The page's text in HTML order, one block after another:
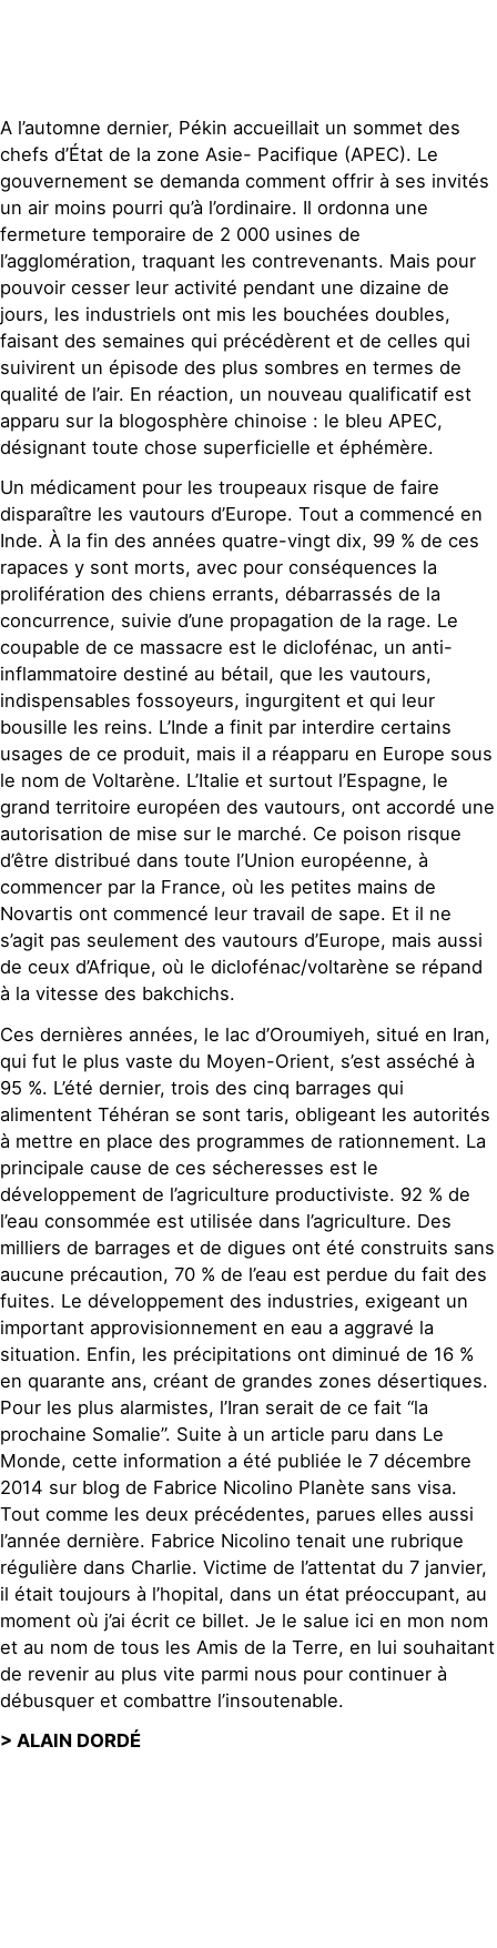
A l’automne dernier, Pékin accueillait un sommet des
chefs d’État de la zone Asie- Pacifique (APEC). Le
gouvernement se demanda comment offrir à ses invités
un air moins pourri qu’à l’ordinaire. Il ordonna une
fermeture temporaire de 2 000 usines de
l’agglomération, traquant les contrevenants. Mais pour
pouvoir cesser leur activité pendant une dizaine de
jours, les industriels ont mis les bouchées doubles,
faisant des semaines qui précédèrent et de celles qui
suivirent un épisode des plus sombres en termes de
qualité de l’air. En réaction, un nouveau qualificatif est
apparu sur la blogosphère chinoise : le bleu APEC,
désignant toute chose superficielle et éphémère.
Un médicament pour les troupeaux risque de faire
disparaître les vautours d’Europe. Tout a commencé en
Inde. À la fin des années quatre-vingt dix, 99 % de ces
rapaces y sont morts, avec pour conséquences la
prolifération des chiens errants, débarrassés de la
concurrence, suivie d’une propagation de la rage. Le
coupable de ce massacre est le diclofénac, un anti-
inflammatoire destiné au bétail, que les vautours,
indispensables fossoyeurs, ingurgitent et qui leur
bousille les reins. L’Inde a finit par interdire certains
usages de ce produit, mais il a réapparu en Europe sous
le nom de Voltarène. L’Italie et surtout l’Espagne, le
grand territoire européen des vautours, ont accordé une
autorisation de mise sur le marché. Ce poison risque
d’être distribué dans toute l’Union européenne, à
commencer par la France, où les petites mains de
Novartis ont commencé leur travail de sape. Et il ne
s’agit pas seulement des vautours d’Europe, mais aussi
de ceux d’Afrique, où le diclofénac/voltarène se répand
à la vitesse des bakchichs.
Ces dernières années, le lac d’Oroumiyeh, situé en Iran,
qui fut le plus vaste du Moyen-Orient, s’est asséché à
95 %. L’été dernier, trois des cinq barrages qui
alimentent Téhéran se sont taris, obligeant les autorités
à mettre en place des programmes de rationnement. La
principale cause de ces sécheresses est le
développement de l’agriculture productiviste. 92 % de
l’eau consommée est utilisée dans l’agriculture. Des
milliers de barrages et de digues ont été construits sans
aucune précaution, 70 % de l’eau est perdue du fait des
fuites. Le développement des industries, exigeant un
important approvisionnement en eau a aggravé la
situation. Enfin, les précipitations ont diminué de 16 %
en quarante ans, créant de grandes zones désertiques.
Pour les plus alarmistes, l’Iran serait de ce fait “la
prochaine Somalie”. Suite à un article paru dans Le
Monde, cette information a été publiée le 7 décembre
2014 sur blog de Fabrice Nicolino Planète sans visa.
Tout comme les deux précédentes, parues elles aussi
l’année dernière. Fabrice Nicolino tenait une rubrique
régulière dans Charlie. Victime de l’attentat du 7 janvier,
il était toujours à l’hopital, dans un état préoccupant, au
moment où j’ai écrit ce billet. Je le salue ici en mon nom
et au nom de tous les Amis de la Terre, en lui souhaitant
de revenir au plus vite parmi nous pour continuer à
débusquer et combattre l’insoutenable.
> ALAIN DORDÉ